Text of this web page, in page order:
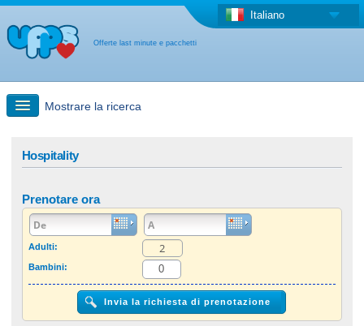
Offerte last minute e pacchetti
Italiano
Mostrare la ricerca
Offerta last minute + Offerta forfettaria
Altro paese
Hospitality
Prenotare ora
Adulti:
Bambini: